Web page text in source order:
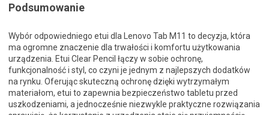
Podsumowanie
Wybór odpowiedniego etui dla Lenovo Tab M11 to decyzja, która
ma ogromne znaczenie dla trwałości i komfortu użytkowania
urządzenia. Etui Clear Pencil łączy w sobie ochronę,
funkcjonalność i styl, co czyni je jednym z najlepszych dodatków
na rynku. Oferując skuteczną ochronę dzięki wytrzymałym
materiałom, etui to zapewnia bezpieczeństwo tabletu przed
uszkodzeniami, a jednocześnie niezwykle praktyczne rozwiązania